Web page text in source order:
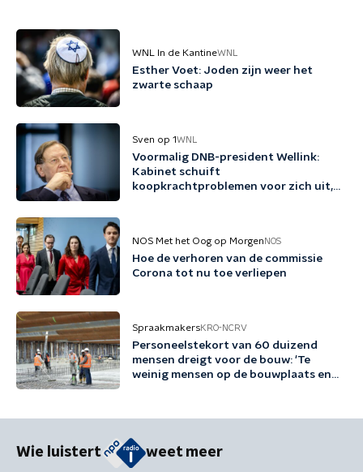
WNL In de KantineWNL
Esther Voet: Joden zijn weer het
zwarte schaap
Sven op 1WNL
Voormalig DNB-president Wellink:
Kabinet schuift
koopkrachtproblemen voor zich uit,
NOS Met het Oog op Morgen NOS
Hoe de verhoren van de commissie
Corona tot nu toe verliepen
SpraakmakersKRO-NCRV
Personeelstekort van 60 duizend
mensen dreigt voor de bouw: 'Te
weinig mensen op de bouwplaats en
Wie luistert weet meer